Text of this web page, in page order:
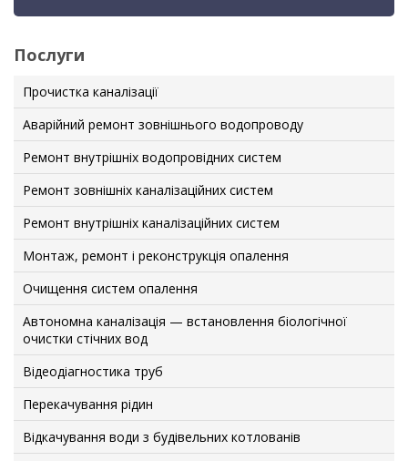
Послуги
Прочистка каналізації
Аварійний ремонт зовнішнього водопроводу
Ремонт внутрішніх водопровідних систем
Ремонт зовнішніх каналізаційних систем
Ремонт внутрішніх каналізаційних систем
Монтаж, ремонт і реконструкція опалення
Очищення систем опалення
Автономна каналізація — встановлення біологічної
очистки стічних вод
Відеодіагностика труб
Перекачування рідин
Відкачування води з будівельних котлованів